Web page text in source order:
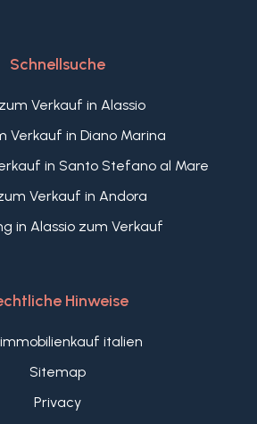
Schnellsuche
Verkauf in Alassio
Verkauf in Diano Marina
in Santo Stefano al Mare
Verkauf in Andora
in Alassio zum Verkauf
Hinweise
italien
Sitemap
Privacy